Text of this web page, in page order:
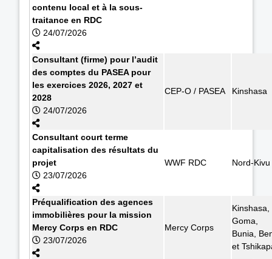
contenu local et à la sous-
traitance en RDC
24/07/2026
Consultant (firme) pour l’audit
des comptes du PASEA pour
les exercices 2026, 2027 et
2028
24/07/2026
CEP-O / PASEA Kinshasa
Consultant court terme
capitalisation des résultats du
projet
23/07/2026
WWF RDC Nord-Kivu
Préqualification des agences
immobilières pour la mission
Mercy Corps en RDC
23/07/2026
Mercy Corps
Kinshasa,
Goma,
Bunia,
et